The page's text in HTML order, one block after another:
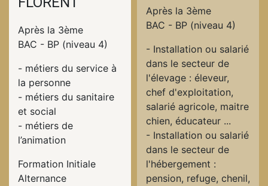
Après la 3ème
BAC - BP (niveau 4)
- métiers du service à
la personne
- métiers du sanitaire
et social
- métiers de
l’animation
Formation Initiale
Alternance
Après la 3ème
BAC - BP (niveau 4)
- Installation ou salarié
dans le secteur de
l'élevage : éleveur,
chef d'exploitation,
salarié agricole, maitre
chien, éducateur ...
- Installation ou salarié
dans le secteur de
l'hébergement :
pension, refuge, chenil,